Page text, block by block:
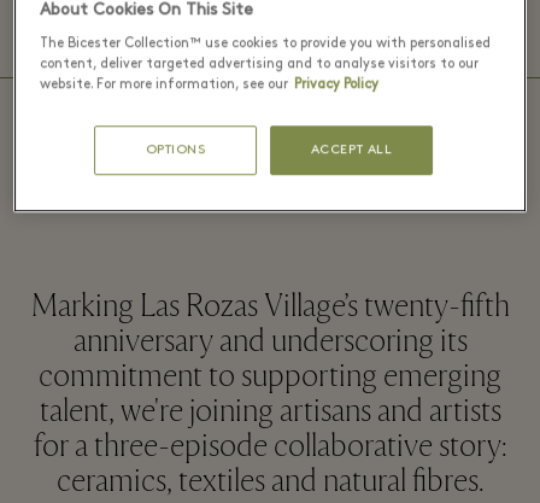
ЧАСЫ РАБОТЫ БУТИКА 10:00 – 22:00
Mano a Mano - Las Rozas Village
Marking Las Rozas Village’s twenty-fifth
anniversary and underscoring its
commitment to supporting emerging
talent, we're joining artisans and artists
for a three-episode collaborative story:
ceramics, textiles and natural fibres.
About Cookies On This Site
The Bicester Collection™ use cookies to provide you with personalised
content, deliver targeted advertising and to analyse visitors to our
website. For more information, see our Privacy Policy
OPTIONS ACCEPT ALL